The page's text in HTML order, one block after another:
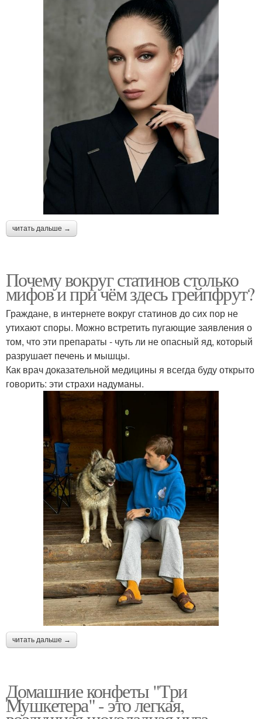
читать дальше →
Почему вокруг статинов столько
мифов и при чём здесь грейпфрут?
Граждане, в интернете вокруг статинов до сих пор не
утихают споры. Можно встретить пугающие заявления о
том, что эти препараты - чуть ли не опасный яд, который
разрушает печень и мышцы.
Как врач доказательной медицины я всегда буду открыто
говорить: эти страхи надуманы.
читать дальше →
Домашние конфеты "Три
Мушкетера" - это легкая,